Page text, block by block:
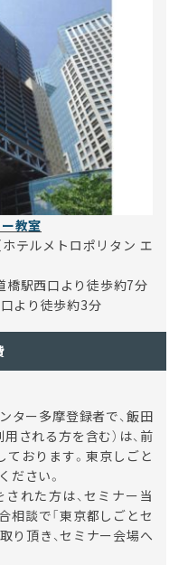
教室
テルメトロポリタン エ
駅西口より徒歩約7分
より徒歩約3分
ター多摩登録者で、飯田
される方を含む）は、前
おります。東京しごと
ださい。
れた方は、セミナー当
相談で「東京都しごとセ
り頂き、セミナー会場へ